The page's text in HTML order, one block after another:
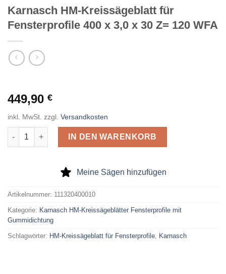
Karnasch HM-Kreissägeblatt für
Fensterprofile 400 x 3,0 x 30 Z= 120 WFA
449,90 €
inkl. MwSt. zzgl. Versandkosten
Karnasch HM-Kreissägeblatt für Fensterprofile 400 x 3,0 x 30
IN DEN WARENKORB
Meine Sägen hinzufügen
Artikelnummer: 111320400010
Kategorie: Karnasch HM-Kreissägeblätter Fensterprofile mit
Gummidichtung
Schlagwörter: HM-Kreissägeblatt für Fensterprofile Karnasch